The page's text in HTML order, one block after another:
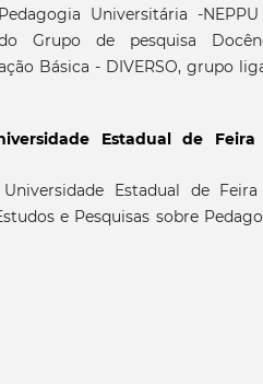
Universitária -
Grupo de pesquisa
Básica - DIVERSO, grupo
Estadual de
Estadual de
e Pesquisas sobre